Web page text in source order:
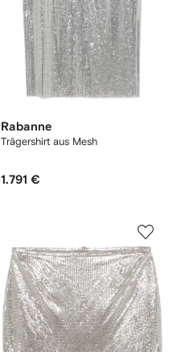
Rabanne
Trägershirt aus Mesh
1.791 €